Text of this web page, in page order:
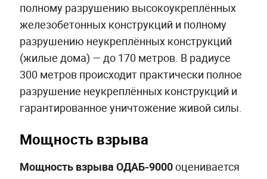
полному разрушению высокоукреплённых
железобетонных конструкций и полному
разрушению неукреплённых конструкций
(жилые дома) — до 170 метров. В радиусе
300 метров происходит практически полное
разрушение неукреплённых конструкций и
гарантированное уничтожение живой силы.
Мощность взрыва
Мощность взрыва ОДАБ-9000оценивается